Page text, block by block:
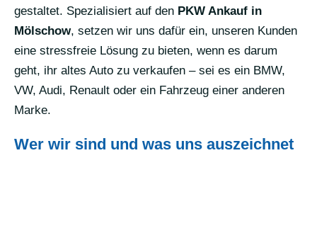
gestaltet. Spezialisiert auf den PKW Ankauf in
Mölschow, setzen wir uns dafür ein, unseren Kunden
eine stressfreie Lösung zu bieten, wenn es darum
geht, ihr altes Auto zu verkaufen – sei es ein BMW,
VW, Audi, Renault oder ein Fahrzeug einer anderen
Marke.
Wer wir sind und was uns auszeichnet